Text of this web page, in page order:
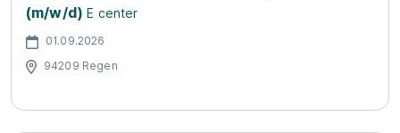
(m/w/d) E center
01.09.2026
94209 Regen